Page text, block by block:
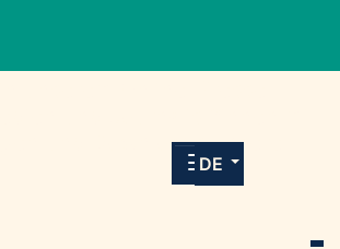
und Downloads unserer
DE